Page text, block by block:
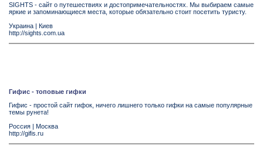
SIGHTS - сайт о путешествиях и достопримечательностях. Мы выбираем самые
яркие и запоминающиеся места, которые обязательно стоит посетить туристу.
Украина | Киев
http://sights.com.ua
Гифис - топовые гифки
Гифис - простой сайт гифок, ничего лишнего только гифки на самые популярные
темы рунета!
Россия | Москва
http://gifis.ru